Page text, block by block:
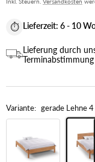
⏱ Lieferzeit: 6 - 10
Lieferung durch
Terminabstimmung
Variante: gerade Lehne